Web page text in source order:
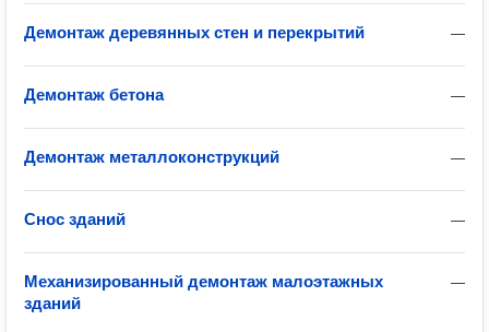
—
Демонтаж деревянных стен и перекрытий
—
Демонтаж бетона
—
Демонтаж металлоконструкций
—
Снос зданий
—
Механизированный демонтаж малоэтажных
зданий